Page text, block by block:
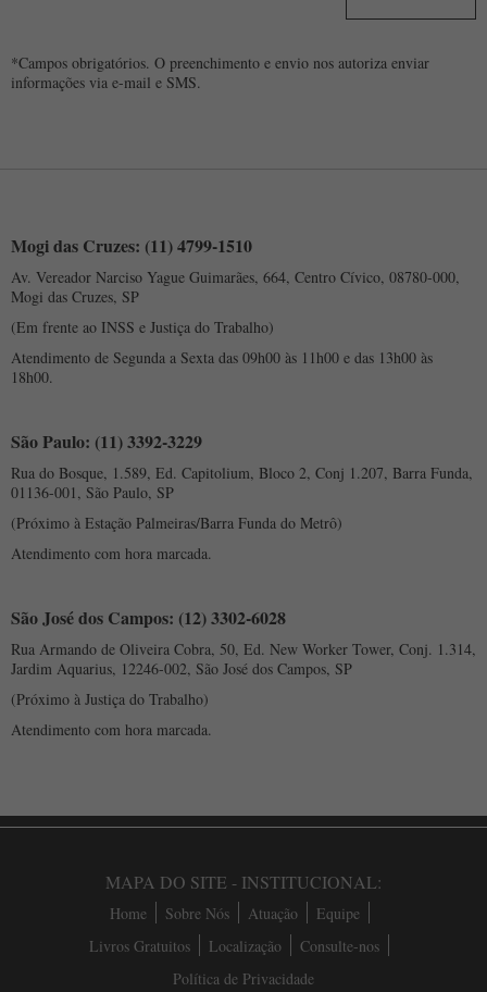
*Campos obrigatórios. O preenchimento e envio nos autoriza enviar
informações via e-mail e SMS.
Mogi das Cruzes: (11) 4799-1510
Av. Vereador Narciso Yague Guimarães, 664, Centro Cívico, 08780-000,
Mogi das Cruzes, SP
(Em frente ao INSS e Justiça do Trabalho)
Atendimento de Segunda a Sexta das 09h00 às 11h00 e das 13h00 às
18h00.
São Paulo: (11) 3392-3229
Rua do Bosque, 1.589, Ed. Capitolium, Bloco 2, Conj 1.207, Barra Funda,
01136-001, São Paulo, SP
(Próximo à Estação Palmeiras/Barra Funda do Metrô)
Atendimento com hora marcada.
São José dos Campos: (12) 3302-6028
Rua Armando de Oliveira Cobra, 50, Ed. New Worker Tower, Conj. 1.314,
Jardim Aquarius, 12246-002, São José dos Campos, SP
(Próximo à Justiça do Trabalho)
Atendimento com hora marcada.
MAPA DO SITE - INSTITUCIONAL:
Home Sobre Nós Atuação
Equipe
Livros Gratuitos
Localização
Consulte-nos
Política de Privacidade